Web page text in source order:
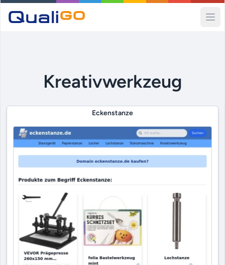
Kreativwerkzeug
Eckenstanze